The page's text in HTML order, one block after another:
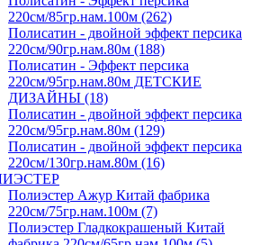
220см/85гр.нам.100м (262)
Полисатин - двойной эффект персика
220см/90гр.нам.80м (188)
Полисатин - Эффект персика
220см/95гр.нам.80м ДЕТСКИЕ
ДИЗАЙНЫ (18)
Полисатин - двойной эффект персика
220см/95гр.нам.80м (129)
Полисатин - двойной эффект персика
220см/130гр.нам.80м (16)
Полиэстер Ажур Китай фабрика
220см/75гр.нам.100м (7)
Полиэстер Гладкокрашеный Китай